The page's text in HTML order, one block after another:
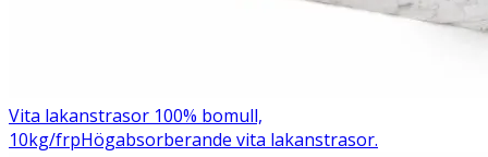
Vita lakanstrasor 100% bomull,
10kg/frpHögabsorberande vita lakanstrasor.